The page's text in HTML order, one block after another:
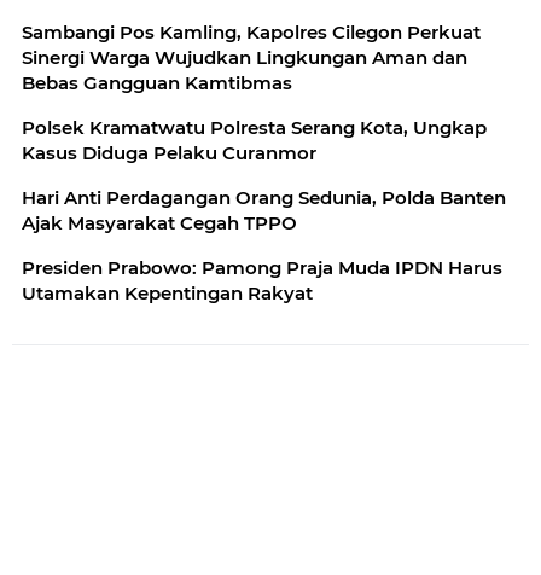
Sambangi Pos Kamling, Kapolres Cilegon Perkuat
Sinergi Warga Wujudkan Lingkungan Aman dan
Bebas Gangguan Kamtibmas
Polsek Kramatwatu Polresta Serang Kota, Ungkap
Kasus Diduga Pelaku Curanmor
Hari Anti Perdagangan Orang Sedunia, Polda Banten
Ajak Masyarakat Cegah TPPO
Presiden Prabowo: Pamong Praja Muda IPDN Harus
Utamakan Kepentingan Rakyat